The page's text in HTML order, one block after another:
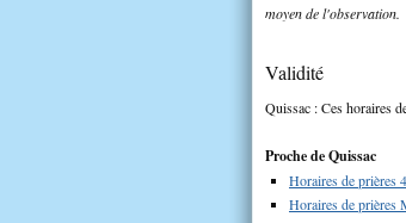
moyen de l'observation.
Validité
Quissac : Ces horaires
Proche de Quissac
Horaires de prières
Horaires de prières